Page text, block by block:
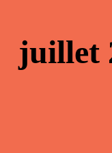
juillet